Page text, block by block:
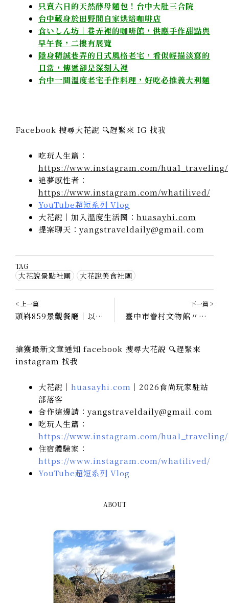
只賣六日的天然酵母麵包！台中大肚三合院
台中藏身於田野間自家烘焙咖啡店
食いしん坊｜巷弄裡的咖啡館，供應手作甜點與
早午餐，二樓有展覽
隱身精誠巷弄的日式風格老宅，看似輕描淡寫的
日常，傳遞卻是深刻入裡
台中一間溫度老宅手作料理，好吃必推義大利麵
Facebook 搜尋大花說 🔍趕緊來 IG 找我
吃玩人生篇：
https://www.instagram.com/hua1_traveling/
追夢感性者：
https://www.instagram.com/whatilived/
YouTube超短系列 Vlog
大花說｜加入溫度生活圈： huasayhi.com
提案聊天：yangstraveldaily@gmail.com
TAG
大花說景點社團 大花說美食社團
< 上一篇
頭嵙859景觀餐廳｜以頭嵙山高度為名，台中大坑景觀餐廳
下一篇 >
臺中市眷村文物館〃搭乘時光機，認識北屯新村的一磚一瓦
搶獲最新文章通知 facebook 搜尋大花說 🔍趕緊來
instagram 找我
大花說｜ huasayhi.com ｜2026食尚玩家駐站
部落客
合作這邊請：yangstraveldaily@gmail.com
吃玩人生篇：
https://www.instagram.com/hua1_traveling/
住宿體驗家：
https://www.instagram.com/whatilived/
YouTube超短系列 Vlog
ABOUT